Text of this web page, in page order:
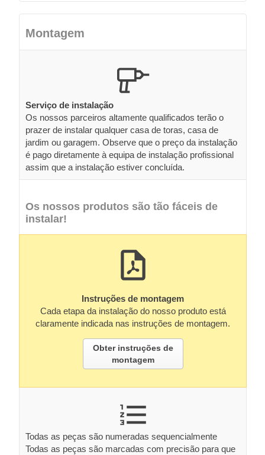
Montagem
Serviço de instalação
Os nossos parceiros altamente qualificados terão o
prazer de instalar qualquer casa de toras, casa de
jardim ou garagem. Observe que o preço da instalação
é pago diretamente à equipa de instalação profissional
assim que a instalação estiver concluída.
Os nossos produtos são tão fáceis de
instalar!
Instruções de montagem
Cada etapa da instalação do nosso produto está
claramente indicada nas instruções de montagem.
Obter instruções de
montagem
Todas as peças são numeradas sequencialmente
Todas as peças são marcadas com precisão para que